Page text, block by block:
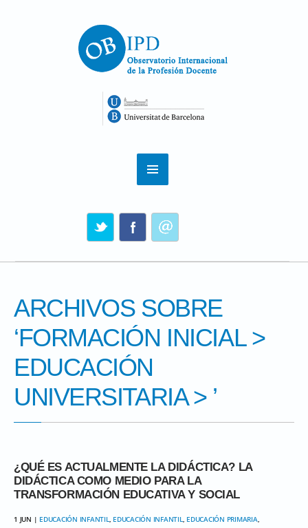
ARCHIVOS SOBRE
‘FORMACIÓN INICIAL>
EDUCACIÓN
UNIVERSITARIA> ’
¿QUÉ ES ACTUALMENTE LA DIDÁCTICA? LA
DIDÁCTICA COMO MEDIO PARA LA
TRANSFORMACIÓN EDUCATIVA Y SOCIAL
1 JUN | EDUCACIÓN INFANTIL, EDUCACIÓN INFANTIL, EDUCACIÓN PRIMARIA,